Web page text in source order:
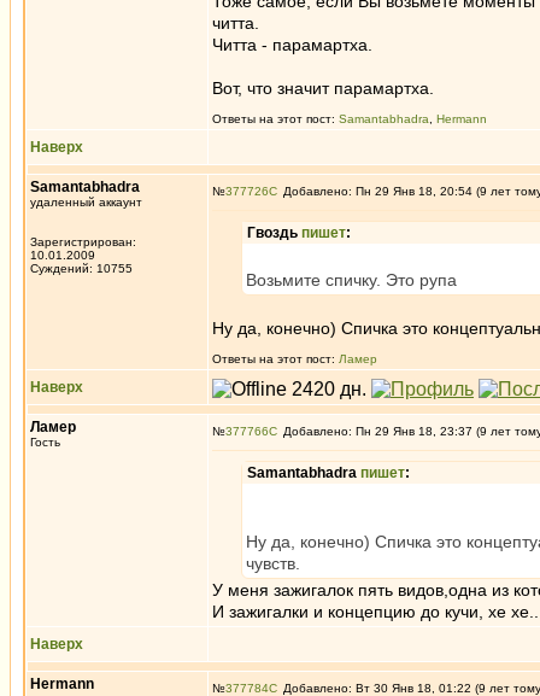
читта.
Читта - парамартха.
Вот, что значит парамартха.
Ответы на этот пост: Samantabhadra Hermann
Наверх
Samantabhadra
удаленный аккаунт
Зарегистрирован:
10.01.2009
Суждений: 10755
№377726 Добавлено: Пн 29 Янв 18, 20:54 (9 лет
Гвоздь пишет:
Возьмите спичку. Это рупа
Ну да, конечно) Спичка это
Ответы на этот пост: Ламер
Наверх
Ламер
Гость
№377766 Добавлено: Пн 29 Янв 18, 23:37 (9 лет
Samantabhadra пишет:
Ну да, конечно) Спичка это
чувств.
У меня зажигалок пять видов,одна из
И зажигалки и концепцию до кучи, хе
Наверх
Hermann №377784 Добавлено: Вт 30 Янв 18, 01:22 (9 лет